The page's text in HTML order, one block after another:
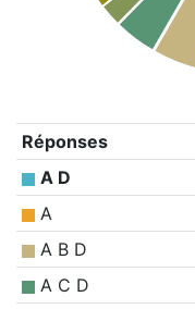
Réponses
A D
A
A B D
A C D